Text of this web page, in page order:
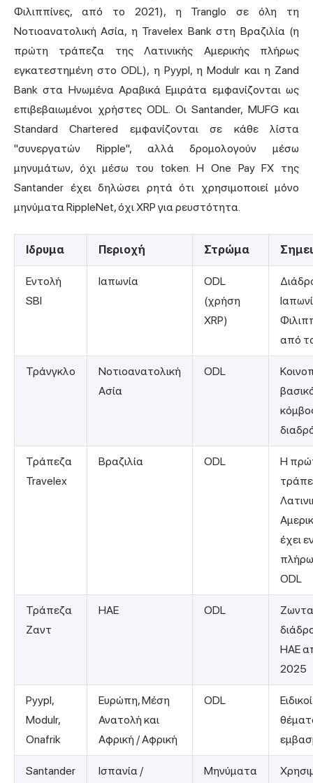
Φιλιππίνες, από το 2021), η Tranglo σε όλη τη
Νοτιοανατολική Ασία, η Travelex Bank στη Βραζιλία (η
πρώτη τράπεζα της Λατινικής Αμερικής πλήρως
εγκατεστημένη στο ODL), η Pyypl, η Modulr και η Zand
Bank στα Ηνωμένα Αραβικά Εμιράτα εμφανίζονται ως
επιβεβαιωμένοι χρήστες ODL. Οι Santander, MUFG και
Standard Chartered εμφανίζονται σε κάθε λίστα
"συνεργατών Ripple", αλλά δρομολογούν μέσω
μηνυμάτων, όχι μέσω του token. Η One Pay FX της
Santander έχει δηλώσει ρητά ότι χρησιμοποιεί μόνο
μηνύματα RippleNet, όχι XRP για ρευστότητα.
Ιδρυμα Περιοχή Στρώμα
Εντολή
SBI
Ιαπωνία
ODL
(χρήση
XRP)
από
Τράνγκλο
Νοτιοανατολική
Ασία
ODL
Τράπεζα
Travelex
Βραζιλία ODL
Η
έχει
ODL
Τράπεζα
Ζαντ
ΗΑΕ ODL
ΗΑΕ
2025
Pyypl,
Modulr,
Onafrik
Ευρώπη, Μέση
Ανατολή και
Αφρική / Αφρική
ODL
Santander
Ισπανία /
Μηνύματα